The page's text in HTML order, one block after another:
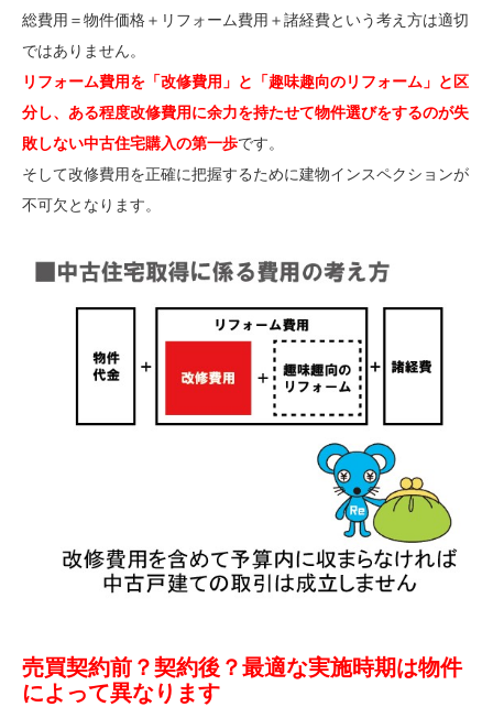
総費用＝物件価格＋リフォーム費用＋諸経費という考え方は適切
ではありません。
リフォーム費用を「改修費用」と「趣味趣向のリフォーム」と区
分し、ある程度改修費用に余力を持たせて物件選びをするのが失
敗しない中古住宅購入の第一歩です。
そして改修費用を正確に把握するために建物インスペクションが
不可欠となります。
売買契約前？契約後？最適な実施時期は物件
によって異なります